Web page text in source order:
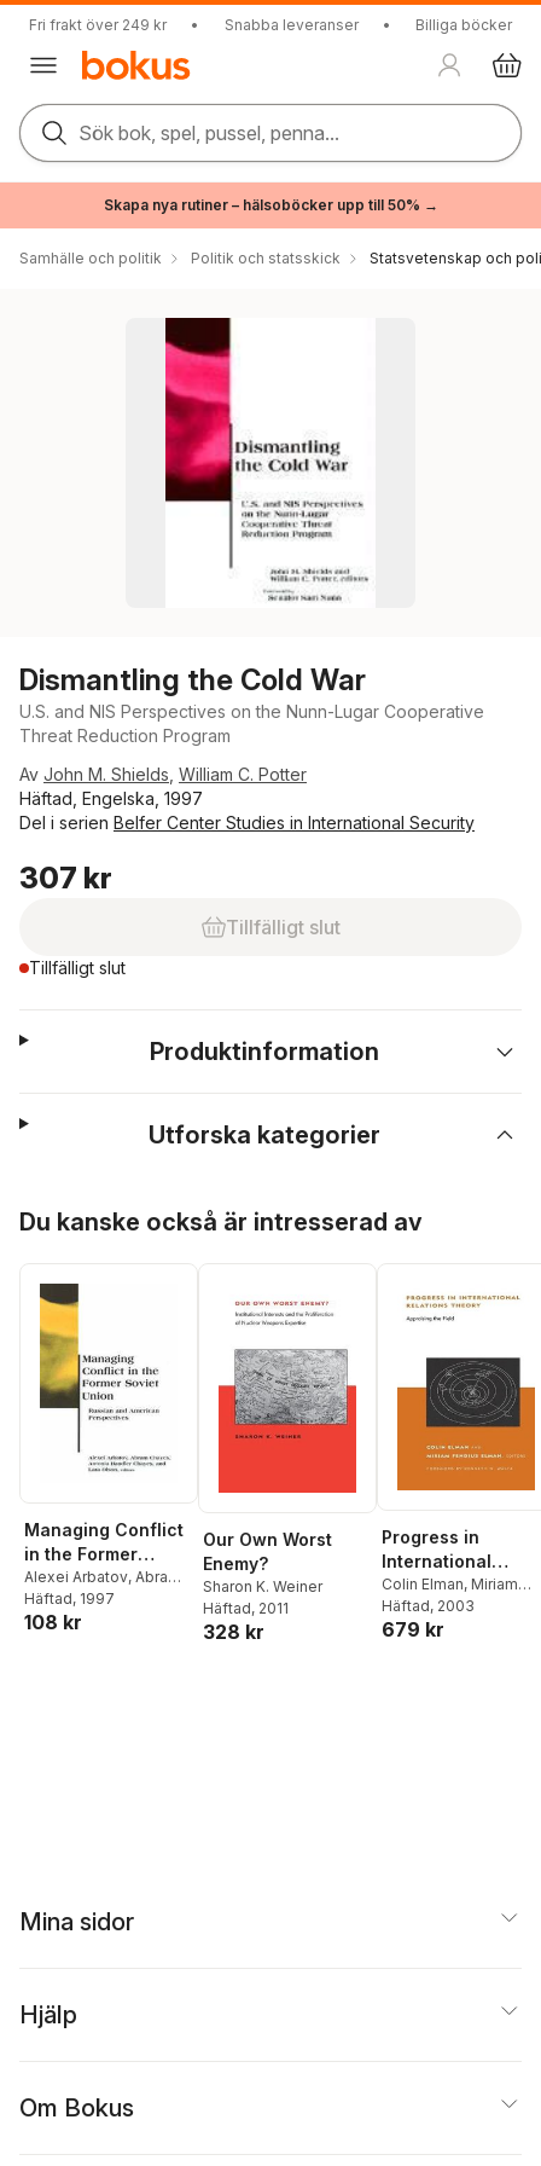
Fri frakt över 249 kr • Snabba leveranser • Billiga böcker
Sök bok, spel, pussel, penna...
Skapa nya rutiner – hälsoböcker upp till 50% →
Samhälle och politik Politik och statsskick Statsvetenskap och
Dismantling the Cold War
U.S. and NIS Perspectives on the Nunn-Lugar Cooperative
Threat Reduction Program
Av John M. Shields William C. Potter
Häftad, Engelska, 1997
Del i serien Belfer Center Studies in International Security
307 kr
Tillfälligt slut
Tillfälligt slut
Produktinformation
Utforska kategorier
Du kanske också är intresserad av
Managing Conflict
in the Former
Soviet Union
Alexei Arbatov, Abram
Chayes ,Antonia
Handler Chayes
Häftad, 1997
108 kr
Our Own Worst
Enemy?
Sharon K. Weiner
Häftad, 2011
328 kr
Progress in
International
Relations Theory
Colin Elman, Miriam
Fendius Elman
Häftad, 2003
679 kr
Mina sidor
Hjälp
Om Bokus